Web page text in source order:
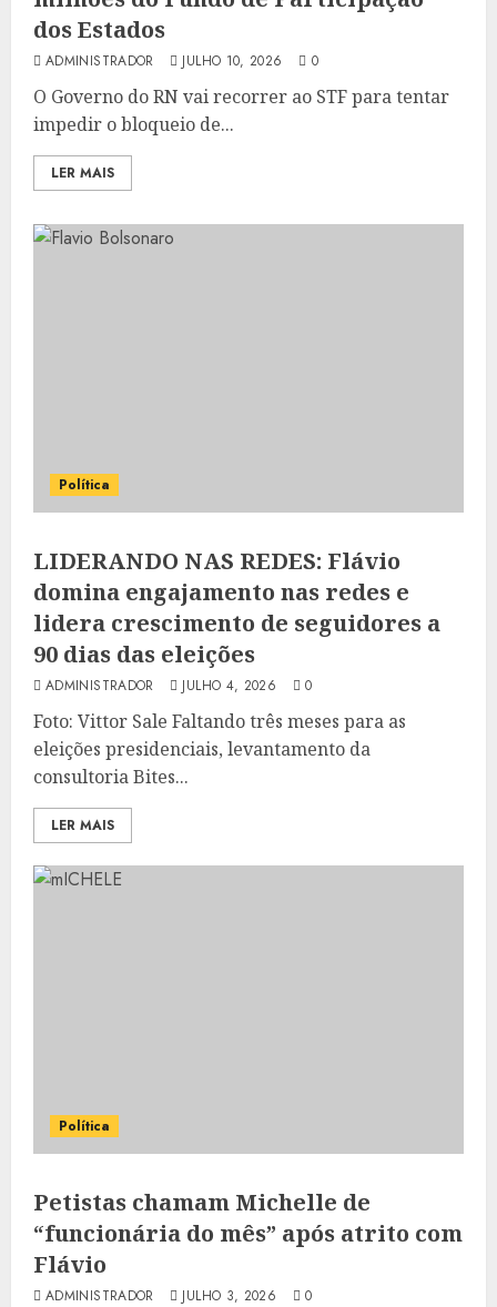
dos Estados
ADMINISTRADOR JULHO 10, 2026 0
O Governo do RN vai recorrer ao STF para tentar
impedir o bloqueio de...
LER MAIS
Política
LIDERANDO NAS REDES: Flávio
domina engajamento nas redes e
lidera crescimento de seguidores a
90 dias das eleições
ADMINISTRADOR JULHO 4, 2026 0
Foto: Vittor Sale Faltando três meses para as
eleições presidenciais, levantamento da
consultoria Bites...
LER MAIS
Política
Petistas chamam Michelle de
“funcionária do mês” após atrito com
Flávio
ADMINISTRADOR JULHO 3, 2026 0